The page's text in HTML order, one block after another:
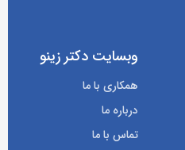
وبسایت دکتر زینو
همکاری با ما
درباره ما
تماس با ما